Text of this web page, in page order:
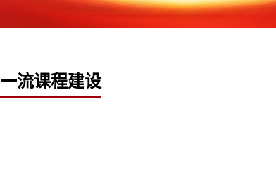
一流课程建设